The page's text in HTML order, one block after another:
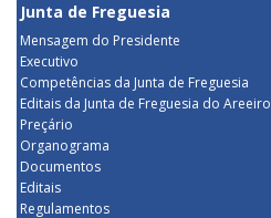
Junta de Freguesia
Mensagem do Presidente
Executivo
Competências da Junta de Freguesia
Editais da Junta de Freguesia do Areeiro
Preçário
Organograma
Documentos
Editais
Regulamentos